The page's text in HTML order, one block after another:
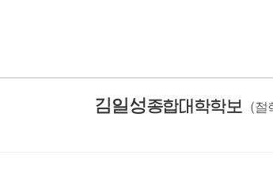
김일성종합대학학보
(철